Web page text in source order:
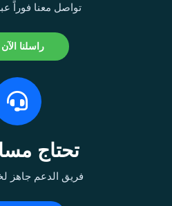
تواصل معنا فوراً
راسلنا الآن
تحتاج
فريق الدعم جاهز